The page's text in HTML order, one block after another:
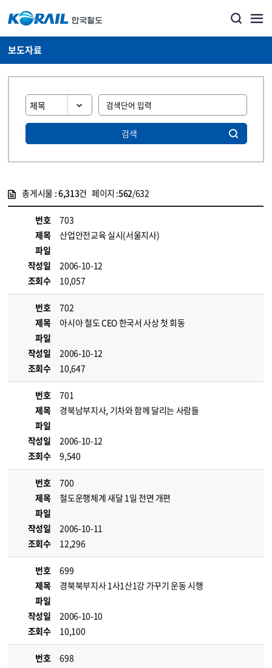
보도자료
검색
총게시물 :6,313건 페이지 :562/632
번호
703
제목
산업안전교육 실시(서울지사)
파일
작성일
2006-10-12
조회수
10,057
번호
702
제목
아시아 철도 CEO 한국서 사상 첫 회동
파일
작성일
2006-10-12
조회수
10,647
번호
701
제목
경북남부지사, 기차와 함께 달리는 사람들
파일
작성일
2006-10-12
조회수
9,540
번호
700
제목
철도운행체계 새달 1일 전면 개편
파일
작성일
2006-10-11
조회수
12,296
번호
699
제목
경북북부지사 1사1산1강 가꾸기 운동 시행
파일
작성일
2006-10-10
조회수
10,100
번호
698